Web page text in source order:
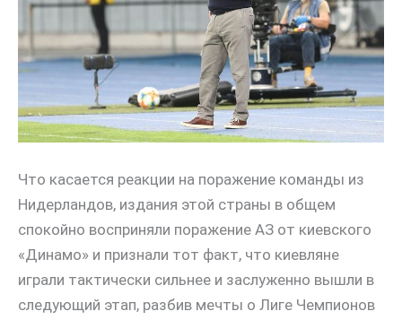
Что касается реакции на поражение команды из
Нидерландов, издания этой страны в общем
спокойно восприняли поражение АЗ от киевского
«Динамо» и признали тот факт, что киевляне
играли тактически сильнее и заслуженно вышли в
следующий этап, разбив мечты о Лиге Чемпионов